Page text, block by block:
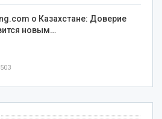
о Казахстане: Доверие
новым…